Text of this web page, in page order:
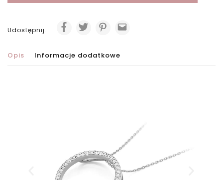
Udostępnij:
Opis Informacje dodatkowe